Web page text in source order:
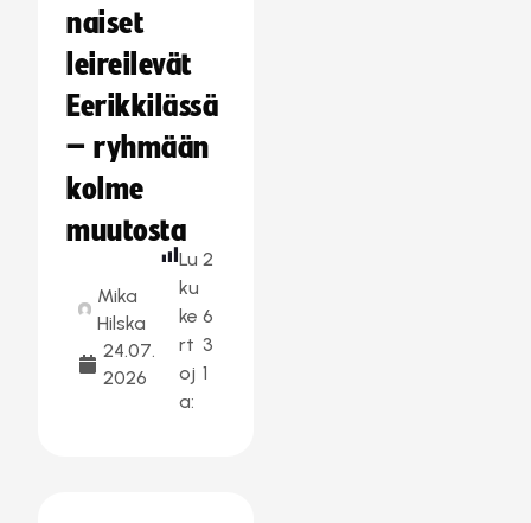
naiset
leireilevät
Eerikkilässä
– ryhmään
kolme
muutosta
Mika
Hilska
24.07.
2026
Lu
ku
ke
rt
oj
a:
2
6
3
1